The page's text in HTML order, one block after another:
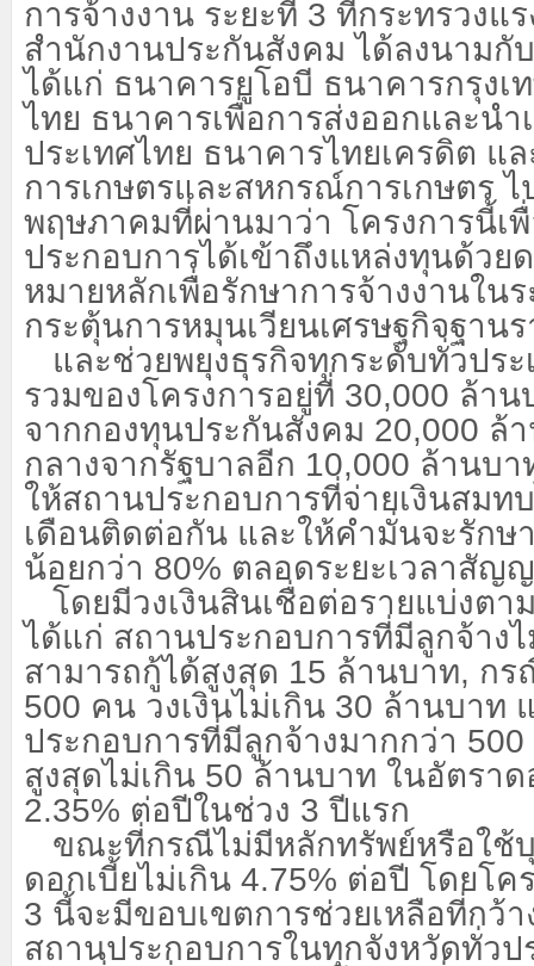
การจ้างงาน ระยะที่ 3 ที่กระทรวงแ
สำนักงานประกันสังคม ได้ลงนามกั
ได้แก่ ธนาคารยูโอบี ธนาคารกรุงเ
ไทย ธนาคารเพื่อการส่งออกและนำ
ประเทศไทย ธนาคารไทยเครดิต แ
การเกษตรและสหกรณ์การเกษตร ไ
พฤษภาคมที่ผ่านมาว่า โครงการนี้เ
ประกอบการได้เข้าถึงแหล่งทุนด้วย
หมายหลักเพื่อรักษาการจ้างงานใน
กระตุ้นการหมุนเวียนเศรษฐกิจฐาน
และช่วยพยุงธุรกิจทุกระดับทั่วประ
รวมของโครงการอยู่ที่ 30,000 ล้าน
จากกองทุนประกันสังคม 20,000 ล้
กลางจากรัฐบาลอีก 10,000 ล้านบา
ให้สถานประกอบการที่จ่ายเงินสมท
เดือนติดต่อกัน และให้คำมั่นจะรักษ
น้อยกว่า 80% ตลอดระยะเวลาสัญ
โดยมีวงเงินสินเชื่อต่อรายแบ่งตา
ได้แก่ สถานประกอบการที่มีลูกจ้าง
สามารถกู้ได้สูงสุด 15 ล้านบาท, ก
500 คน วงเงินไม่เกิน 30 ล้านบาท
ประกอบการที่มีลูกจ้างมากกว่า
สูงสุดไม่เกิน 50 ล้านบาท ในอัตราด
2.35% ต่อปีในช่วง 3 ปีแรก
ขณะที่กรณีไม่มีหลักทรัพย์หรือใช้
ดอกเบี้ยไม่เกิน 4.75% ต่อปี โดยโค
3 นี้จะมีขอบเขตการช่วยเหลือที่กว้
สถานประกอบการในทุกจังหวัดทั่วป